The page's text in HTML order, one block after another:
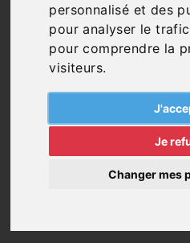
personnalisé et des
pour analyser le
pour comprendre la
visiteurs.
Je
Changer mes